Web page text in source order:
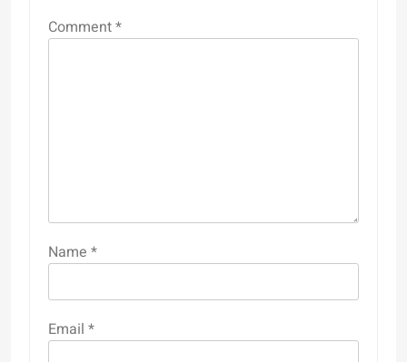
Comment*
Name *
Email *